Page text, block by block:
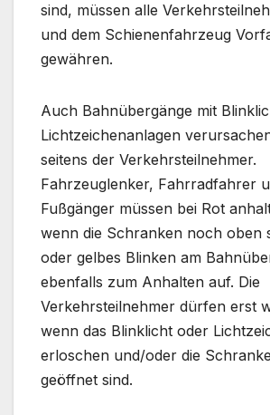
sind, müssen alle
und dem Schienenfahrzeug
gewähren.
Auch Bahnübergänge mit
Lichtzeichenanlagen
seitens der Verkehrsteilnehmer.
Fahrzeuglenker, Fahrradfahrer
Fußgänger müssen bei Rot
wenn die Schranken noch oben
oder gelbes Blinken am
ebenfalls zum Anhalten auf. Die
Verkehrsteilnehmer dürfen erst
wenn das Blinklicht oder
erloschen und/oder die
geöffnet sind.